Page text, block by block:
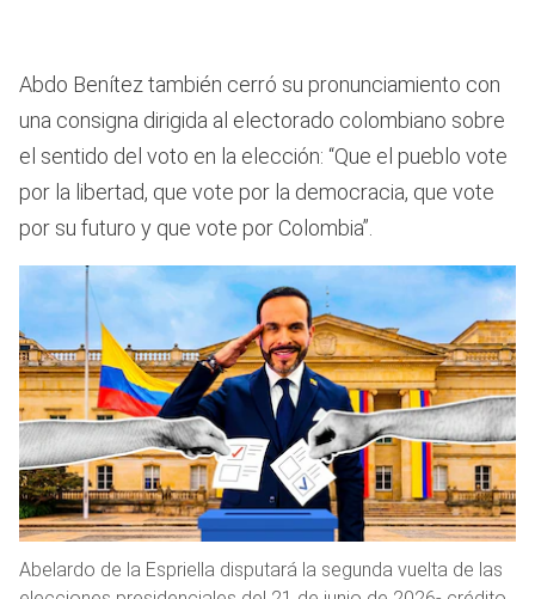
Abdo Benítez también cerró su pronunciamiento con
una consigna dirigida al electorado colombiano sobre
el sentido del voto en la elección: “Que el pueblo vote
por la libertad, que vote por la democracia, que vote
por su futuro y que vote por Colombia”.
Abelardo de la Espriella disputará la segunda vuelta de las